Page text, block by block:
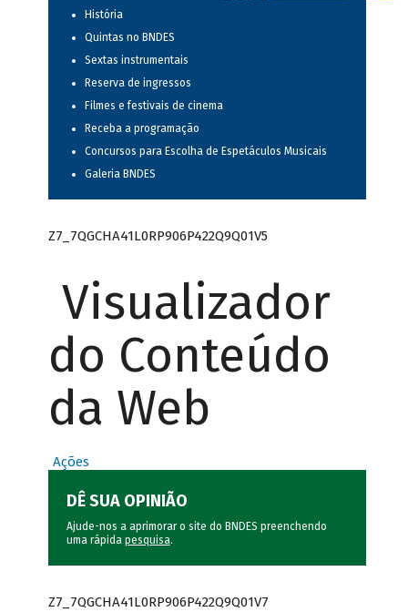
História
Quintas no BNDES
Sextas instrumentais
Reserva de ingressos
Filmes e festivais de cinema
Receba a programação
Concursos para Escolha de Espetáculos Musicais
Galeria BNDES
Z7_7QGCHA41L0RP906P422Q9Q01V5
Visualizador
do Conteúdo
da Web
Ações
DÊ SUA OPINIÃO
Ajude-nos a aprimorar o site do BNDES preenchendo
uma rápida pesquisa.
Z7_7QGCHA41L0RP906P422Q9Q01V7